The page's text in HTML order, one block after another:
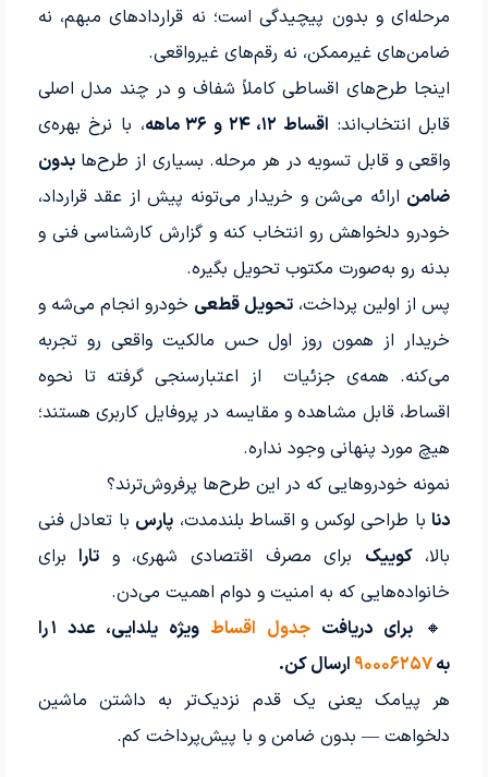
مرحله‌ای و بدون پیچیدگی است؛ نه قراردادهای مبهم، نه
ضامن‌های غیرممکن، نه رقم‌های غیرواقعی.
اینجا طرح‌های اقساطی کاملاً شفاف و در چند مدل اصلی
قابل انتخاب‌اند: اقساط ۱۲، ۲۴ و ۳۶ ماهه
، با نرخ بهره‌ی
واقعی و قابل تسویه در هر مرحله. بسیاری از طرح‌هابدون
ضامن ارائه می‌شن و خریدار می‌تونه پیش از عقد قرارداد،
خودرو دلخواهش رو انتخاب کنه و گزارش کارشناسی فنی و
بدنه رو به‌صورت مکتوب تحویل بگیره.
پس از اولین پرداخت،تحویل قطعی خودرو انجام می‌شه و
خریدار از همون روز اول حس مالکیت واقعی رو تجربه
می‌کنه. همه‌ی جزئیات از اعتبارسنجی گرفته تا نحوه
اقساط، قابل مشاهده و مقایسه در پروفایل کاربری هستند؛
هیچ مورد پنهانی وجود نداره.
نمونه خودروهایی که در این طرح‌ها پرفروش‌ترند؟
دنابا طراحی لوکس و اقساط بلندمدت، پارس با تعادل فنی
بالا،کوییک برای مصرف اقتصادی شهری، و تارابرای
خانواده‌هایی که به امنیت و دوام اهمیت می‌دن.
🔸برای دریافتجدول اقساط
ویژه یلدایی، عدد ۱ را
به۹۰۰۰۶۲۵۷ ارسال کن.
هر پیامک یعنی یک قدم نزدیک‌تر به داشتن ماشین
دلخواهت — بدون ضامن و با پیش‌پرداخت کم.